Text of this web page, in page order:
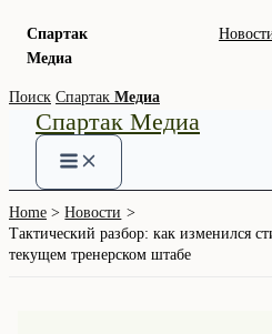
Спартак
Медиа
Skip
content
Поиск Спартак Медиа
Спартак Медиа
Home
Новости
Тактический разбор: как изменился
текущем тренерском штабе